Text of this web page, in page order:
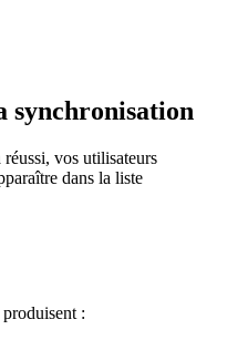
synchronisation
vos utilisateurs
dans la liste
: